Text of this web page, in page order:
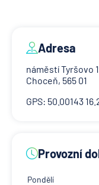
Adresa
náměstí Tyršovo
Choceň, 565 01
GPS: 50.00143
Provozní
Pondělí